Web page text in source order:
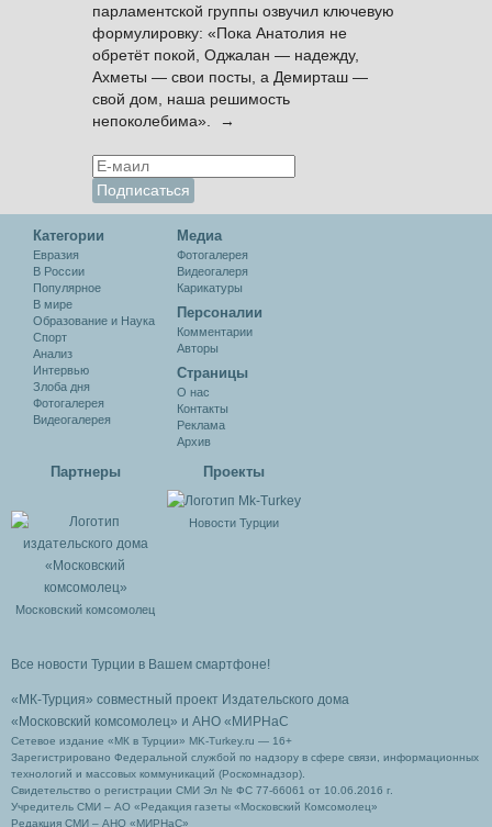
парламентской группы озвучил ключевую
формулировку: «Пока Анатолия не
обретёт покой, Оджалан — надежду,
Ахметы — свои посты, а Демирташ —
свой дом, наша решимость
непоколебима». →
Категории
Евразия
В России
Популярное
В мире
Образование и Наука
Спорт
Анализ
Интервью
Злоба дня
Фотогалерея
Видеогалерея
Медиа
Фотогалерея
Видеогалеря
Карикатуры
Персоналии
Комментарии
Авторы
Cтраницы
О нас
Контакты
Реклама
Архив
Партнеры
Московский комсомолец
Проекты
Новости Турции
Все новости Турции в Вашем смартфоне!
«МК-Турция» совместный проект Издательского дома
«Московский комсомолец» и АНО «МИРНаС
Сетевое издание «МК в Турции» MK-Turkey.ru — 16+
Зарегистрировано Федеральной службой по надзору в сфере связи, информационных
технологий и массовых коммуникаций (Роскомнадзор).
Свидетельство о регистрации СМИ Эл № ФС 77-66061 от 10.06.2016 г.
Учредитель СМИ – АО «Редакция газеты «Московский Комсомолец»
Редакция СМИ – АНО «МИРНаС»